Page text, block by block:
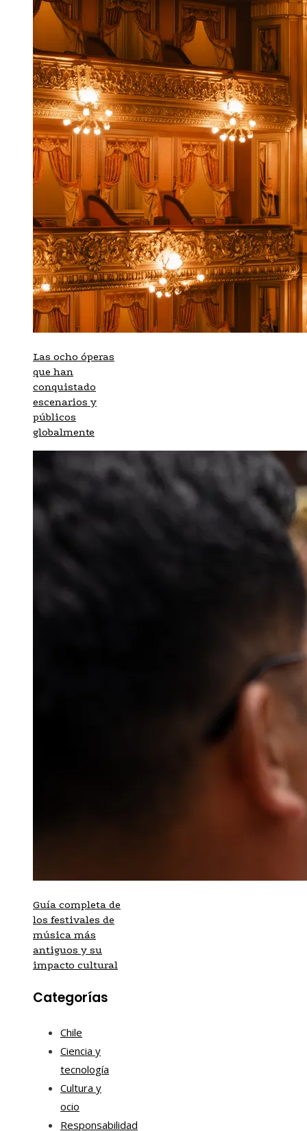
Las ocho óperas
que han
conquistado
escenarios y
públicos
globalmente
Guía completa de
los festivales de
música más
antiguos y su
impacto cultural
Categorías
Chile
Ciencia y
tecnología
Cultura y
ocio
Responsabilidad